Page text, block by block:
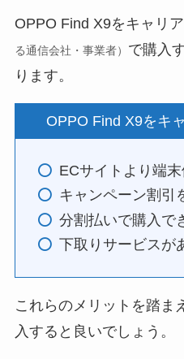
OPPO Find X9をキャリア
る通信会社・事業者） で購入
ります。
OPPO Find X9をキ
ECサイトより端
キャンペーン割引
分割払いで購入で
下取りサービスが
これらのメリットを踏ま
入すると良いでしょう。